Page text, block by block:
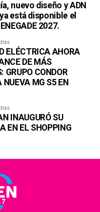
nuevo diseño y ADN
está disponible el
2027.
ELÉCTRICA AHORA
DE MÁS
GRUPO CONDOR
NUEVA MG S5 EN
INAUGURÓ SU
EN EL SHOPPING